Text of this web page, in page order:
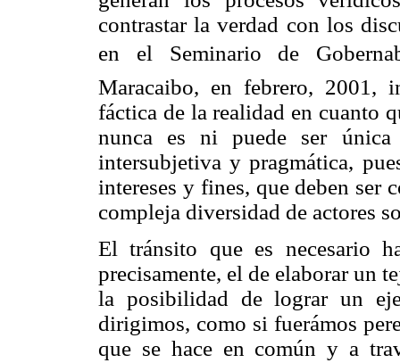
contrastar la verdad con los
en el Seminario de
Maracaibo, en febrero, 2001,
fáctica de la realidad en cuanto
nunca es ni puede ser
intersubjetiva y pragmática,
intereses y fines, que deben ser
compleja diversidad de actores
El tránsito que es necesario
precisamente, el de elaborar un
la posibilidad de lograr un
dirigimos, como si fuerámos
que se hace en común y a